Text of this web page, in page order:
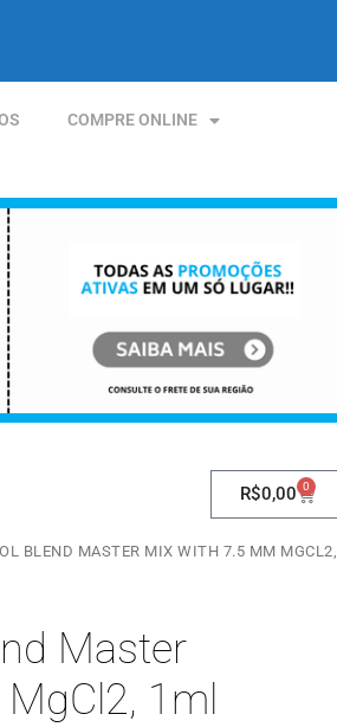
COMPRE ONLINE
R$0,00 0
BLEND MASTER MIX WITH 7.5 MM MGCL2,
Master
1ml